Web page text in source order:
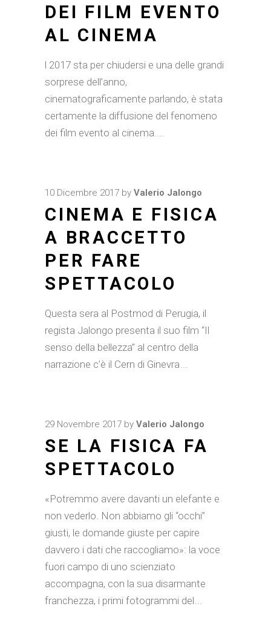
DEI FILM EVENTO
AL CINEMA
l 2017 sta per chiudersi e una delle grandi
sorprese dell’anno,
cinematograficamente parlando, è stata
certamente la diffusione del fenomeno
dei film evento al cinema.
10 Dicembre 2017 by Valerio Jalongo
CINEMA E FISICA
A BRACCETTO
PER FARE
SPETTACOLO
Questa sera al Postmod di Perugia, il
regista Jalongo presenta il suo film “Il
senso della bellezza” al centro della
narrazione c’è il Cern di Ginevra
29 Novembre 2017 by Valerio Jalongo
SE LA FISICA FA
SPETTACOLO
«Potremmo avere davanti un elefante e
non vederlo. Non abbiamo gli “occhi”
giusti, le domande giuste per capire
davvero i dati che raccogliamo»: la voce
fuori campo di uno scienziato
accompagna, con la sua disarmante
franchezza, i primi fotogrammi del